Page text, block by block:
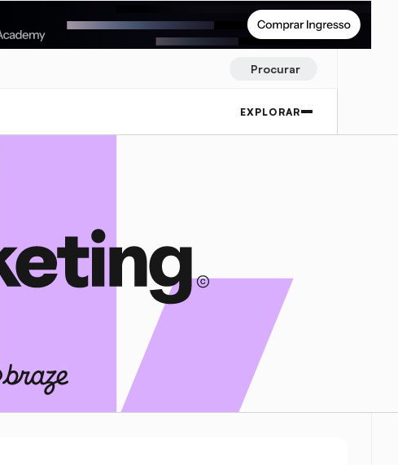
Procurar
EXPLORAR